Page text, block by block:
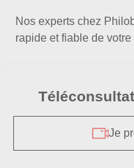
Nos experts chez
rapide et fiable de
Je